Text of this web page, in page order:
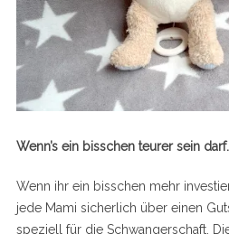
Wenn’s ein bisschen teurer sein
Wenn ihr ein bisschen mehr
jede Mami sicherlich über einen
speziell für die Schwangerschaft.